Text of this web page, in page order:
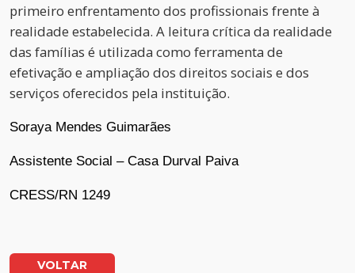
primeiro enfrentamento dos profissionais frente à
realidade estabelecida. A leitura crítica da realidade
das famílias é utilizada como ferramenta de
efetivação e ampliação dos direitos sociais e dos
serviços oferecidos pela instituição.
Soraya Mendes Guimarães
Assistente Social – Casa Durval Paiva
CRESS/RN 1249
VOLTAR